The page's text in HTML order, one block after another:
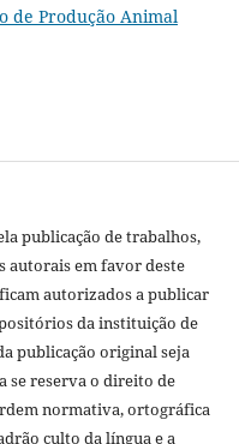
de Produção Animal
publicação de trabalhos,
autorais em favor deste
autorizados a publicar
da instituição de
publicação original seja
se reserva o direito de
normativa, ortográfica
culto da língua e a